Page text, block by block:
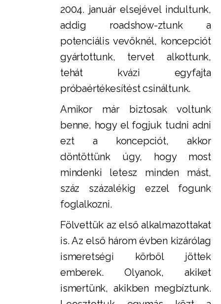
2004. január elsejével indultunk,
addig roadshow-ztunk a
potenciális vevőknél, koncepciót
gyártottunk, tervet alkottunk,
tehát kvázi egyfajta
próbaértékesítést csináltunk.
Amikor már biztosak voltunk
benne, hogy el fogjuk tudni adni
ezt a koncepciót, akkor
döntöttünk úgy, hogy most
mindenki letesz minden mást,
száz százalékig ezzel fogunk
foglalkozni.
Fölvettük az első alkalmazottakat
is. Az első három évben kizárólag
ismeretségi körből jöttek
emberek. Olyanok, akiket
ismertünk, akikben megbíztunk.